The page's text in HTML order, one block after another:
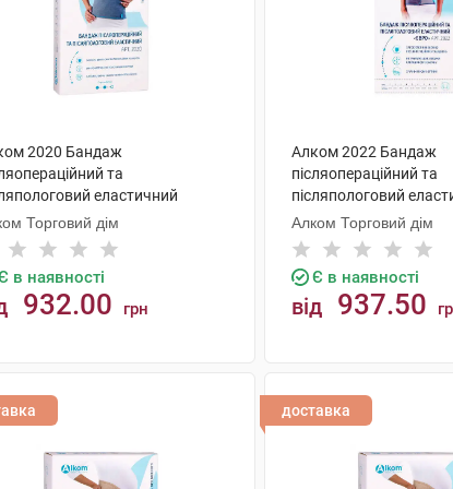
2020 Бандаж
та
еластичний
6 1 шт
Торговий дім
в наявності
932.00 грн
Алком 2022 Бандаж
післяопераційний та
післяпологовий
розмір 3 1 шт
Алком Торговий дім
Є в наявності
від 937.50
доставка